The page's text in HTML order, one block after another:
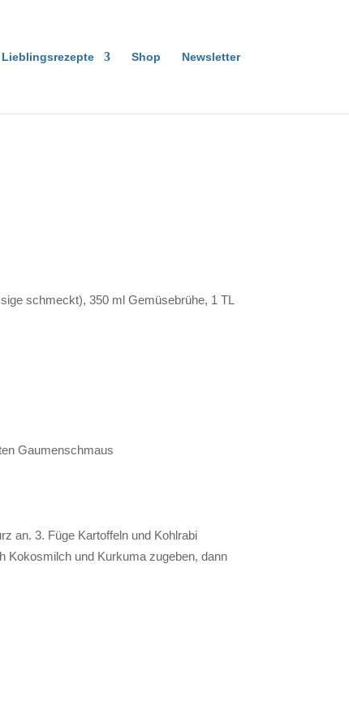
Lieblingsrezepte Shop Newsletter
schmeckt), 350 ml Gemüsebrühe, 1 TL
Gaumenschmaus
an. 3. Füge Kartoffeln und Kohlrabi
Kokosmilch und Kurkuma zugeben, dann